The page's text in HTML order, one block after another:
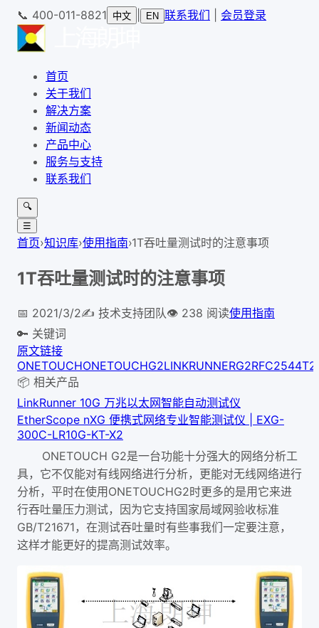
📞 400-011-8821 中文 EN 联系我们 会员登录
首页
关于我们
解决方案
新闻动态
产品中心
服务与支持
联系我们
🔍
☰
首页›知识库›使用指南›1T吞吐量测试时的注意事项
1T吞吐量测试时的注意事项
📅 2021/3/2✍️ 技术支持团队👁 238 阅读使用指南
🔑 关键词
原文链接
ONETOUCHONETOUCHG2LINKRUNNERG2RFC2544
📦 相关产品
LinkRunner 10G 万兆以太网智能自动测试仪
EtherScope nXG 便携式网络专业智能测试仪 | EXG-
300C-LR10G-KT-X2
ONETOUCH G2是一台功能十分强大的网络分析工
具，它不仅能对有线网络进行分析，更能对无线网络进行
分析，平时在使用 ONETOUCHG2时更多的是用它来进
行吞吐量压力测试，因为它支持国家局域网验收标准
GB/T21671，在测试吞吐量时有些事我们一定要注意，
这样才能更好的提高测试效率。